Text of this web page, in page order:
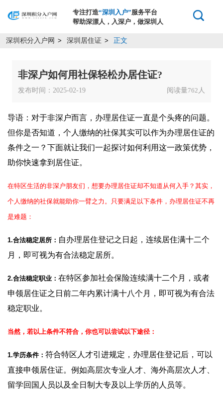
专注打造“深圳入户”服务平台
帮助深漂人，入深户，做深圳人
深圳积分入户网 > 深圳居住证 > 正文
非深户如何用社保轻松办居住证?
发布时间：2025-02-19 阅读量762 人
导语：对于非深户而言，办理居住证一直是个头疼的问题。
但你是否知道，个人缴纳的社保其实可以作为办理居住证的
条件之一？下面就让我们一起探讨如何利用这一政策优势，
助你快速拿到居住证。
在特区生活的非深户朋友们，想要办理居住证却不知道从何入手？其实，
个人缴纳的社保就能助你一臂之力。只要满足以下条件，办理居住证不再
是难题：
1.合法稳定居所： 自办理居住登记之日起，连续居住满十二个
月，即可视为有合法稳定居所。
2.合法稳定职业： 在特区参加社会保险连续满十二个月，或者
申领居住证之日前二年内累计满十八个月，即可视为有合法
稳定职业。
当然，若以上条件不符合，你也可以尝试以下途径：
1.学历条件： 符合特区人才引进规定，办理居住登记后，可以
直接申领居住证。例如高层次专业人才、海外高层次人才、
留学回国人员以及全日制大专及以上学历的人员等。